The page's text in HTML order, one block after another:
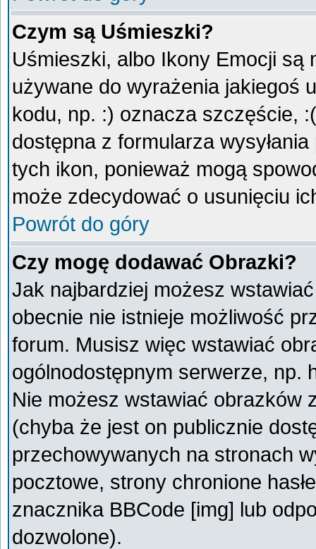
Czym są Uśmieszki?
Uśmieszki, albo Ikony Emocji są
używane do wyrażenia jakiegoś
kodu, np. :) oznacza szczęście,
dostępna z formularza
tych ikon, ponieważ mogą
może zdecydować o usunięciu
Powrót do góry
Czy mogę dodawać Obrazki?
Jak najbardziej możesz
obecnie nie istnieje możliwość
forum. Musisz więc wstawiać
ogólnodostępnym serwerze, np.
Nie możesz wstawiać obrazków
(chyba że jest on publicznie
przechowywanych na stronach
pocztowe, strony chronione
znacznika BBCode [img] lub
dozwolone).